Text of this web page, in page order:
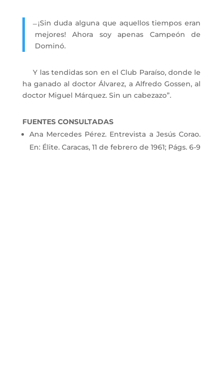
̶ ¡Sin duda alguna que aquellos tiempos eran
mejores! Ahora soy apenas Campeón de
Dominó.
Y las tendidas son en el Club Paraíso, donde le
ha ganado al doctor Álvarez, a Alfredo Gossen, al
doctor Miguel Márquez. Sin un cabezazo”.
FUENTES CONSULTADAS
Ana Mercedes Pérez. Entrevista a Jesús Corao.
En: Élite. Caracas, 11 de febrero de 1961; Págs. 6-9